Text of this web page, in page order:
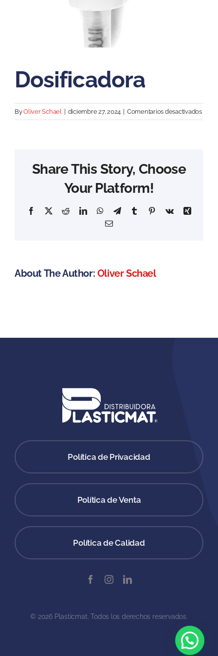
Dosificadora
ByOliver Schael diciembre 27, 2024 Comentarios desactivadosen
Share This Story, Choose
Your Platform!
Facebook
X RedditLinkedInWhatsApp
TelegramTumblrPinterestVk
Xing
Email
About The Author: Oliver Schael
Política de Privacidad
Política de Venta
Política de Calidad
© 2026 Plasticmat. Todos los derechos reservados.